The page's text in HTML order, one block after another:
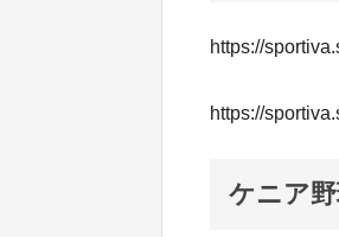
https://
https://
ケニア